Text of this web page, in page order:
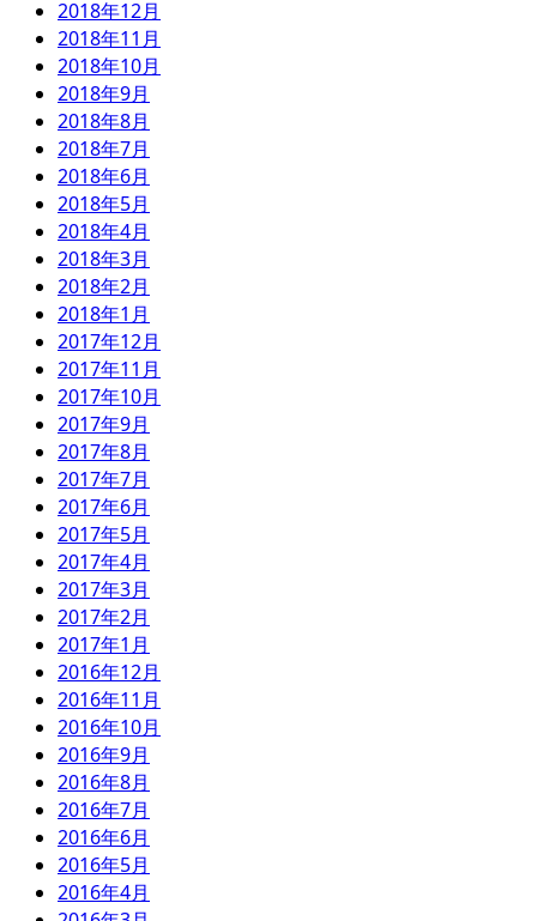
2018年12月
2018年11月
2018年10月
2018年9月
2018年8月
2018年7月
2018年6月
2018年5月
2018年4月
2018年3月
2018年2月
2018年1月
2017年12月
2017年11月
2017年10月
2017年9月
2017年8月
2017年7月
2017年6月
2017年5月
2017年4月
2017年3月
2017年2月
2017年1月
2016年12月
2016年11月
2016年10月
2016年9月
2016年8月
2016年7月
2016年6月
2016年5月
2016年4月